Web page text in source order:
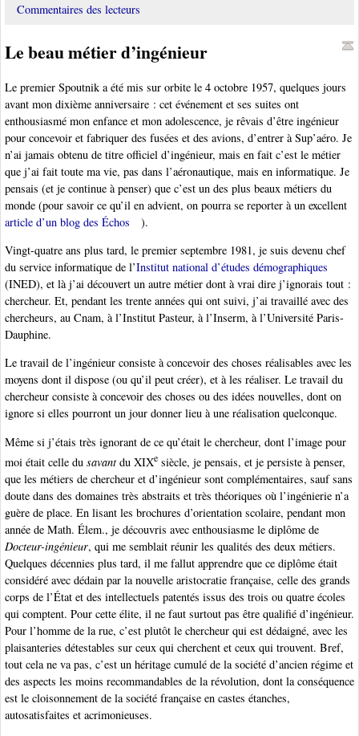
Commentaires des lecteurs
Le beau métier d’ingénieur
Le premier Spoutnik a été mis sur orbite le 4 octobre 1957, quelques jours
avant mon dixième anniversaire : cet événement et ses suites ont
enthousiasmé mon enfance et mon adolescence, je rêvais d’être ingénieur
pour concevoir et fabriquer des fusées et des avions, d’entrer à Sup’aéro. Je
n’ai jamais obtenu de titre officiel d’ingénieur, mais en fait c’est le métier
que j’ai fait toute ma vie, pas dans l’aéronautique, mais en informatique. Je
pensais (et je continue à penser) que c’est un des plus beaux métiers du
monde (pour savoir ce qu’il en advient, on pourra se reporter à un excellent
article d’un blog des Échos
).
Vingt-quatre ans plus tard, le premier septembre 1981, je suis devenu chef
du service informatique de l’Institut national d’études démographiques
(INED), et là j’ai découvert un autre métier dont à vrai dire j’ignorais tout :
chercheur. Et, pendant les trente années qui ont suivi, j’ai travaillé avec des
chercheurs, au Cnam, à l’Institut Pasteur, à l’Inserm, à l’Université Paris-
Dauphine.
Le travail de l’ingénieur consiste à concevoir des choses réalisables avec les
moyens dont il dispose (ou qu’il peut créer), et à les réaliser. Le travail du
chercheur consiste à concevoir des choses ou des idées nouvelles, dont on
ignore si elles pourront un jour donner lieu à une réalisation quelconque.
Même si j’étais très ignorant de ce qu’était le chercheur, dont l’image pour
moi était celle du savantdu XIXe siècle, je pensais, et je persiste à penser,
que les métiers de chercheur et d’ingénieur sont complémentaires, sauf sans
doute dans des domaines très abstraits et très théoriques où l’ingénierie n’a
guère de place. En lisant les brochures d’orientation scolaire, pendant mon
année de Math. Élem., je découvris avec enthousiasme le diplôme de
Docteur-ingénieur, qui me semblait réunir les qualités des deux métiers.
Quelques décennies plus tard, il me fallut apprendre que ce diplôme était
considéré avec dédain par la nouvelle aristocratie française, celle des grands
corps de l’État et des intellectuels patentés issus des trois ou quatre écoles
qui comptent. Pour cette élite, il ne faut surtout pas être qualifié d’ingénieur.
Pour l’homme de la rue, c’est plutôt le chercheur qui est dédaigné, avec les
plaisanteries détestables sur ceux qui cherchent et ceux qui trouvent. Bref,
tout cela ne va pas, c’est un héritage cumulé de la société d’ancien régime et
des aspects les moins recommandables de la révolution, dont la conséquence
est le cloisonnement de la société française en castes étanches,
autosatisfaites et acrimonieuses.